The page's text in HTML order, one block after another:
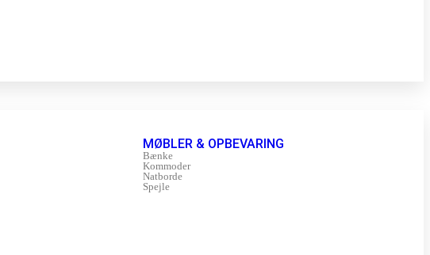
MØBLER & OPBEVARING
Bænke
Kommoder
Natborde
Spejle